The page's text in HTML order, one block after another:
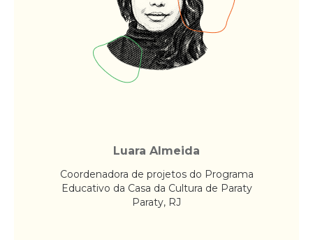
Luara Almeida
Coordenadora de projetos do Programa
Educativo da Casa da Cultura de Paraty
Paraty, RJ